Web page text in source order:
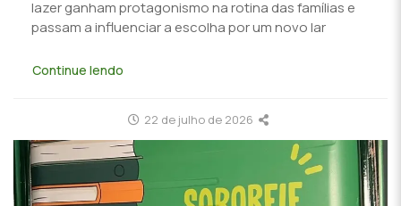
lazer ganham protagonismo na rotina das famílias e
passam a influenciar a escolha por um novo lar
Continue lendo
22 de julho de 2026